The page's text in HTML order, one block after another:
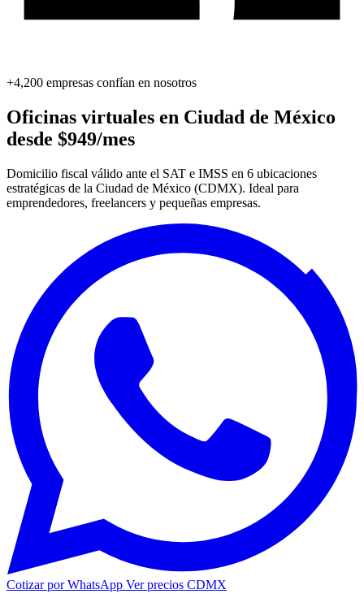
+4,200 empresas confían en nosotros
Oficinas virtuales en Ciudad de México
desde $949/mes
Domicilio fiscal válido ante el SAT e IMSS en 6 ubicaciones
estratégicas de la Ciudad de México (CDMX). Ideal para
emprendedores, freelancers y pequeñas empresas.
Cotizar por WhatsApp Ver precios CDMX